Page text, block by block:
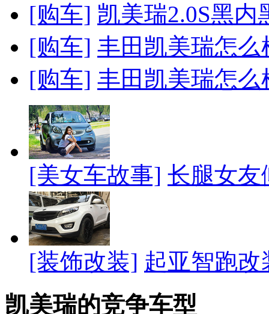
[购车] 凯美瑞2.0S黑内
[购车] 丰田凯美瑞怎么
[购车] 丰田凯美瑞怎么
[美女车故事] 长腿女友
[装饰改装] 起亚智跑
凯美瑞的竞争车型